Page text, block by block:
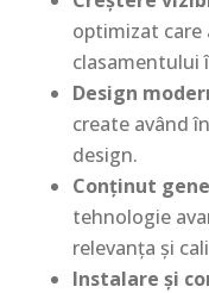
optimizat
clasamentului
Design
create având
design.
Conținut
tehnologie
relevanța și
Instalare și